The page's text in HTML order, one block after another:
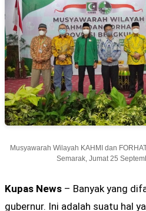
Musyawarah Wilayah KAHMI dan
Semarak, Jumat 25
Kupas News – Banyak yang
gubernur. Ini adalah suatu hal